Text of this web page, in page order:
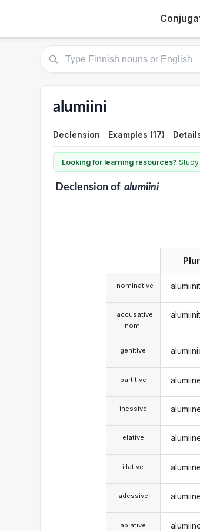
alumiini
Declension Examples (17)
Looking for learning resources?
Declensionof alumiini
nominative
accusative
nom.
genitive
partitive
inessive
elative
illative
adessive
ablative
alumiinit
alumiinit